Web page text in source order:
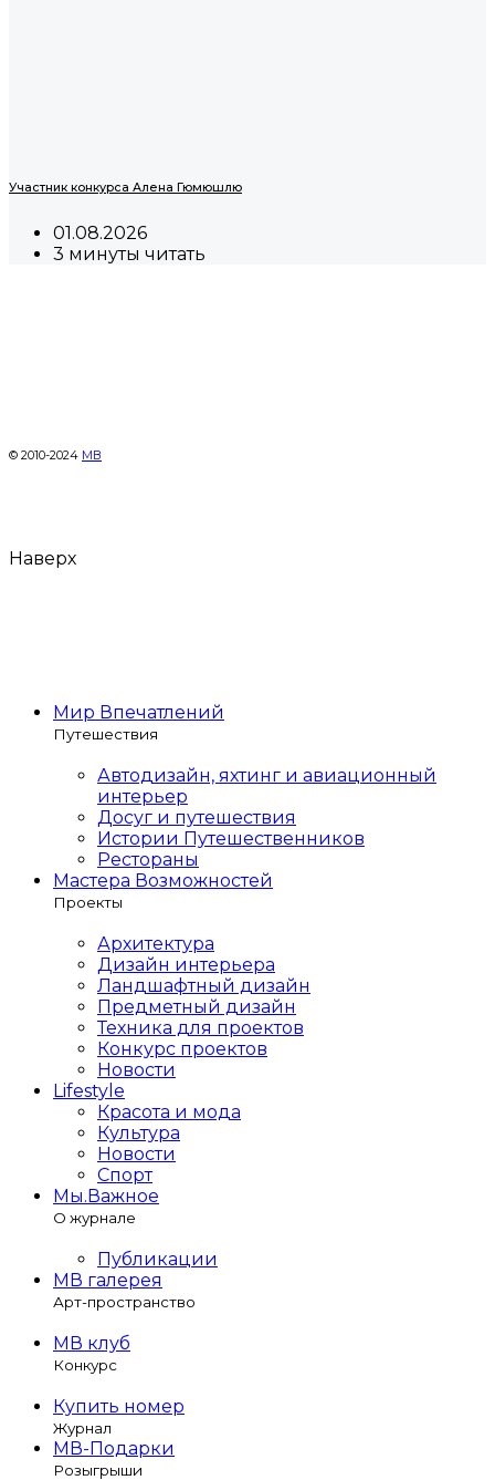
Участник конкурса Алена Гюмюшлю
01.08.2026
3 минуты читать
© 2010-2024 МВ
Наверх
Мир Впечатлений
Путешествия
Автодизайн, яхтинг и авиационный
интерьер
Досуг и путешествия
Истории Путешественников
Рестораны
Мастера Возможностей
Проекты
Архитектура
Дизайн интерьера
Ландшафтный дизайн
Предметный дизайн
Техника для проектов
Конкурс проектов
Новости
Lifestyle
Красота и мода
Культура
Новости
Спорт
Мы.Важное
О журнале
Публикации
МВ галерея
Арт-пространство
МВ клуб
Конкурс
Купить номер
Журнал
МВ-Подарки
Розыгрыши